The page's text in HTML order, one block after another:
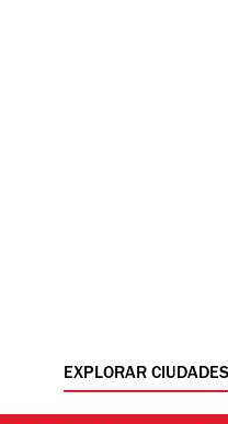
EXPLORAR CIUDADES